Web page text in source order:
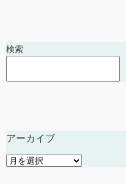
検索
アーカイブ
ア